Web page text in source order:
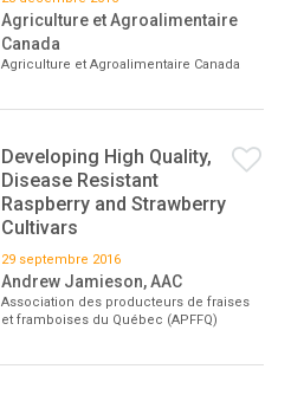
Agriculture et Agroalimentaire
Canada
Agriculture et Agroalimentaire Canada
Developing High Quality,
Disease Resistant
Raspberry and Strawberry
Cultivars
29 septembre 2016
Andrew Jamieson, AAC
Association des producteurs de fraises
et framboises du Québec (APFFQ)